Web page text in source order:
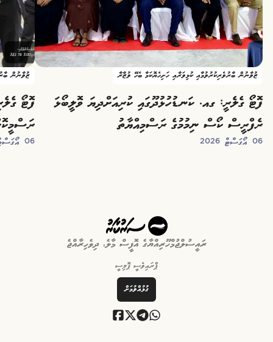
ޒުވާނުން ބާރުވެރިކުރުވުމާއި ކުޅިވަރާއި ހަށިހެޔޮކަމާ ބެހޭ ވުޒާރާ
ފޮޓޯ ގެލެރީ: ގއ. ކަނޑުހުޅުދޫގައި ކުރިއަށްދިޔަ ވޮލީބޯޅަ
ރެފްރީސް ކޯސް ނިމުމުގެ ރަސްމިއްޔާތު
06 އޯގަސްޓް 2026
ޒުވާނުން
ފޮޓޯ
06 އޯގަސްޓް 2026
ރައީސުލްޖުމްހޫރިއްޔާގެ އޮފީސް މާލެ, ދިވެހިރާއްޖެ
ޕްރައިވެސީ ޕޮލިސީ
ގުޅުއްވުމަށް